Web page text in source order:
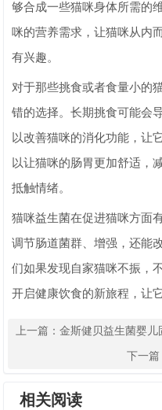
够合成一些猫咪身体所需的
咪的营养需求，让猫咪从内
有兴趣。
对于那些挑食或者食量小的
错的选择。长期挑食可能会
以改善猫咪的消化功能，让
以让猫咪的肠胃更加舒适，
抵触情绪。
猫咪益生菌在促进猫咪方面
调节肠道菌群、增强，还能
们如果发现自家猫咪不振，
开启健康饮食的新旅程，让
上一篇：金斯健贝益生菌婴
下一篇
相关阅读